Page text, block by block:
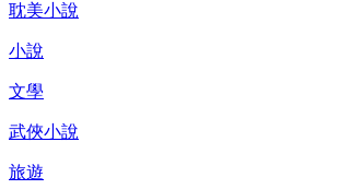
耽美小說
小說
文學
武俠小說
旅遊